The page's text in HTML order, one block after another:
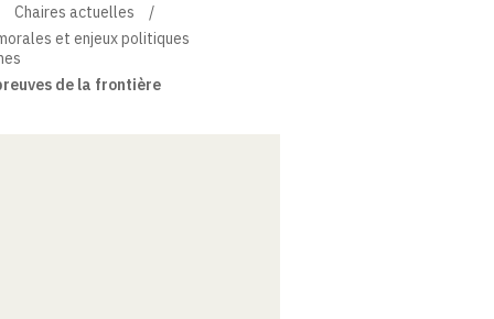
Chaires actuelles
et enjeux politiques
de la frontière